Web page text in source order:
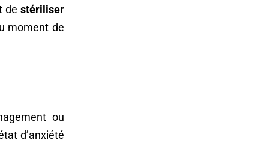
destériliser
moment de
ou
d’anxiété